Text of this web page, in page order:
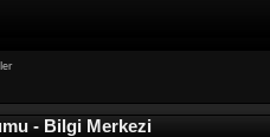
- Bilgi Merkezi